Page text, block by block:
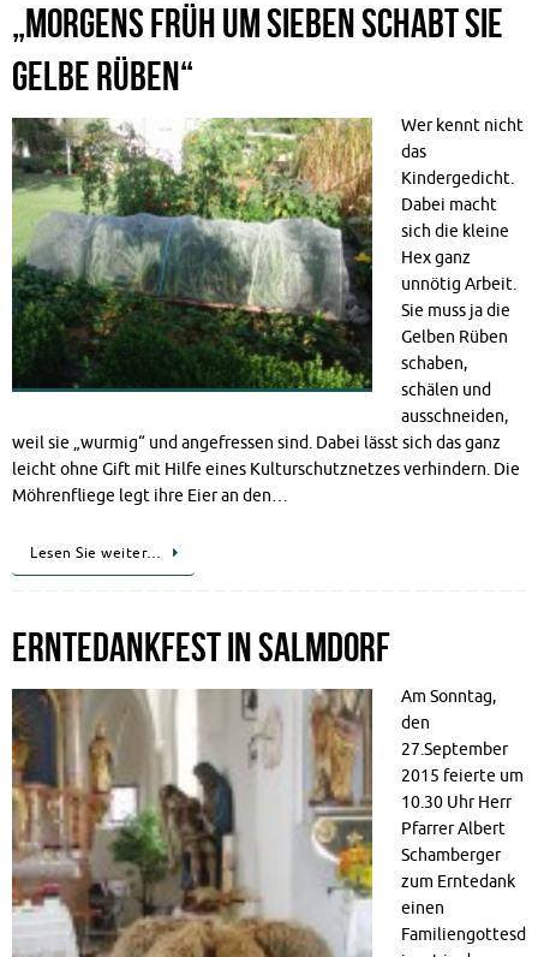
„Morgens früh um sieben schabt sie
gelbe Rüben“
Wer kennt nicht
das
Kindergedicht.
Dabei macht
sich die kleine
Hex ganz
unnötig Arbeit.
Sie muss ja die
Gelben Rüben
schaben,
schälen und
ausschneiden,
weil sie „wurmig“ und angefressen sind. Dabei lässt sich das ganz
leicht ohne Gift mit Hilfe eines Kulturschutznetzes verhindern. Die
Möhrenfliege legt ihre Eier an den…
Lesen Sie weiter…
Erntedankfest in Salmdorf
Am Sonntag,
den
27.September
2015 feierte um
10.30 Uhr Herr
Pfarrer Albert
Schamberger
zum Erntedank
einen
Familiengottesd